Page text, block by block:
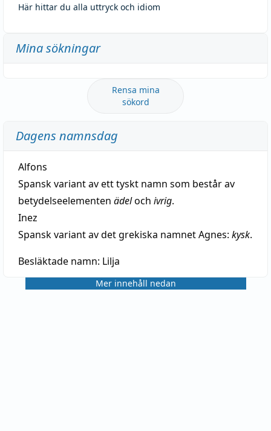
Här hittar du alla uttryck och idiom
Mina sökningar
Rensa mina
sökord
Dagens namnsdag
Alfons
Spansk variant av ett tyskt namn som består av
betydelseelementen ädeloch ivrig.
Inez
Spansk variant av det grekiska namnet Agnes: kysk.
Besläktade namn: Lilja
Mer innehåll nedan